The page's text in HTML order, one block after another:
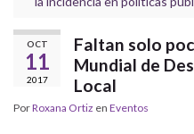
OCT
11
2017
Faltan solo
Mundial de
Local
PorRoxana Ortiz en Eventos